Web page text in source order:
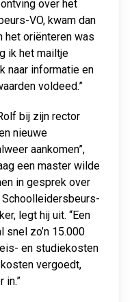
over het
VO, kwam dan
het oriënteren was
ik het mailtje
naar informatie en
voldeed.”
bij zijn rector
nieuwe
aankomen”,
een master wilde
in gesprek over
Schoolleidersbeurs-
legt hij uit. “Een
zo’n 15.000
en studiekosten
vergoedt,
in.”